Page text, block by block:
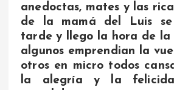
anedoctas, mates y las
de la mamá del Luis
tarde y llego la hora de la
algunos emprendian la
otros en micro todos
la alegría y la